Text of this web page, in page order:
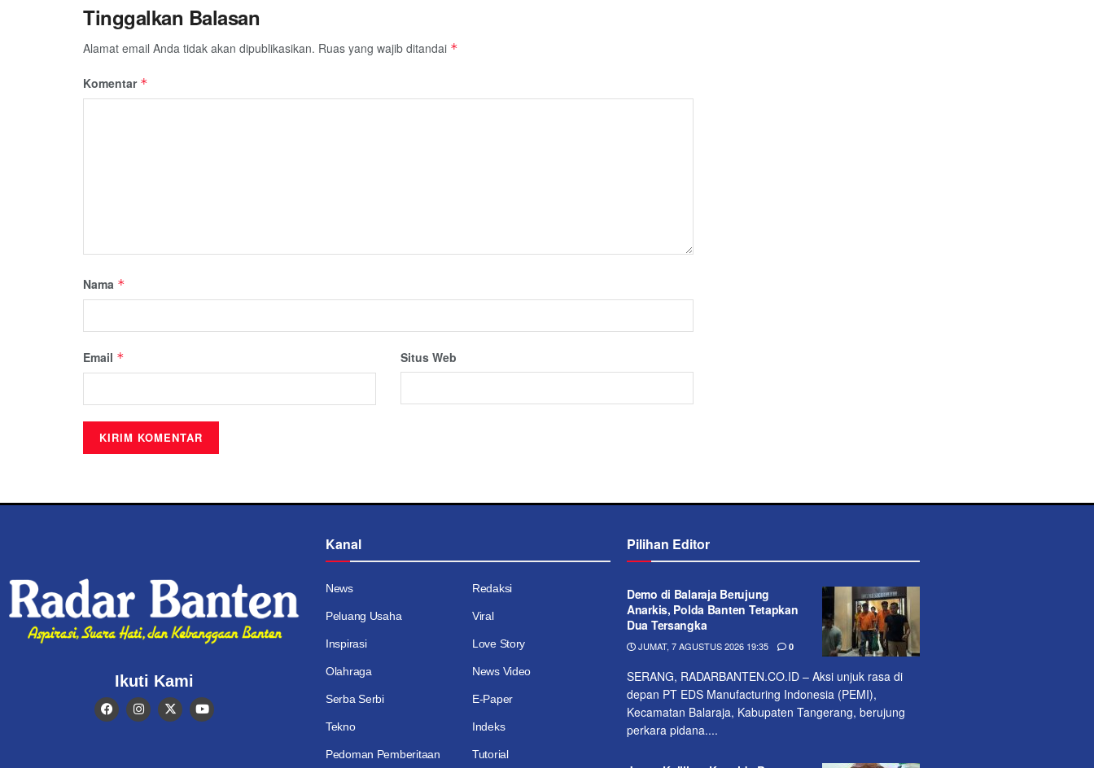
Tinggalkan Balasan
Alamat email Anda tidak akan dipublikasikan. Ruas yang wajib ditandai *
Komentar *
Nama *
Email * Situs Web
Ikuti Kami
Kanal
News Redaksi
Peluang Usaha Viral
Inspirasi Love Story
Olahraga News Video
Serba Serbi E-Paper
Tekno
Pedoman Pemberitaan
Indeks
Tutorial
Pilihan Editor
Demo di Balaraja Berujung
Anarkis, Polda Banten Tetapkan
Dua Tersangka
JUMAT, 7 AGUSTUS 2026 19:35 0
SERANG, RADARBANTEN.CO.ID – Aksi unjuk rasa di
depan PT EDS Manufacturing Indonesia (PEMI),
Kecamatan Balaraja, Kabupaten Tangerang, berujung
perkara pidana....